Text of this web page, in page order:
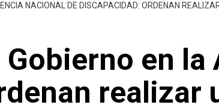
NACIONAL DE DISCAPACIDAD: ORDENAN
en la
realizar